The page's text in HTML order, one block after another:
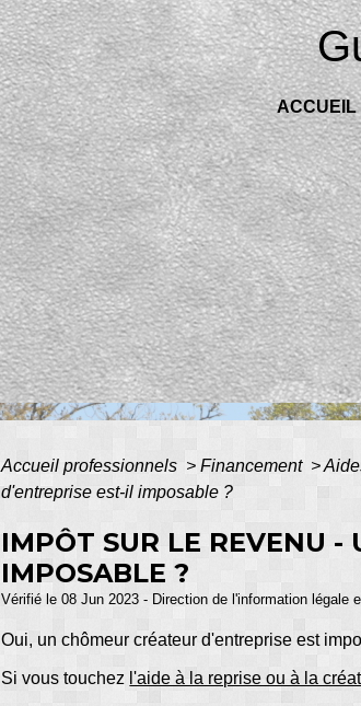
ACCUEIL
Accueil professionnels > Financement >
d'entreprise est-il imposable ?
IMPÔT SUR LE REVENU -
IMPOSABLE ?
Vérifié le 08 Jun 2023 - Direction de l'information légale
Oui, un chômeur créateur d'entreprise est
Si vous touchez l'aide à la reprise ou à la